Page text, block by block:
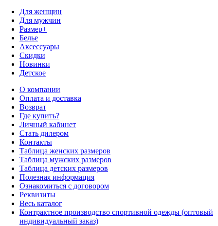
Для женщин
Для мужчин
Размер+
Белье
Аксессуары
Скидки
Новинки
Детское
О компании
Оплата и доставка
Возврат
Где купить?
Личный кабинет
Стать дилером
Контакты
Таблица женских размеров
Таблица мужских размеров
Таблица детских размеров
Полезная информация
Ознакомиться с договором
Реквизиты
Весь каталог
Контрактное производство спортивной одежды (оптовый
индивидуальный заказ)